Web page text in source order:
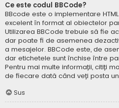
Ce este codul BBCode?
BBcode este o implementare
excelent în format al obiectelor
Utilizarea BBCode trebuie să fie
dar poate fi de asemenea
a mesajelor. BBCode este, de
dar etichetele sunt închise între
Pentru mai multe informații, citiți
de fiecare dată când veți posta
Sus